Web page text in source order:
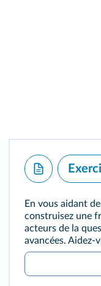
En vous aidant
construisez une
acteurs de la
avancées.